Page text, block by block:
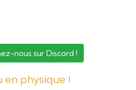
nous sur Discord !
en physique !